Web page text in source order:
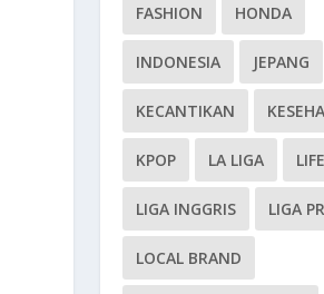
FASHION HONDA
INDONESIA JEPANG
KECANTIKAN
KPOP LA LIGA
LIGA INGGRIS LIGA
LOCAL BRAND